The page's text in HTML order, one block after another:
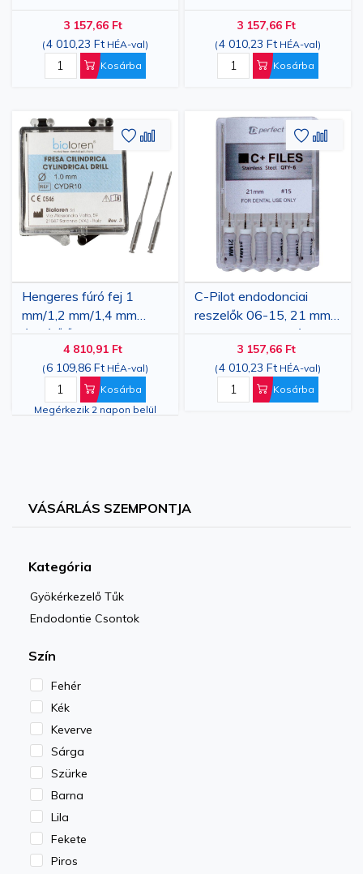
6 darabos
3 157,66 Ft
(4 010,23 Ft HÉA-val)
Kosárba
6 darabos
3 157,66 Ft
(4 010,23 Ft HÉA-val)
Kosárba
Hengeres fúró fej 1
mm/1,2 mm/1,4 mm
átmérőjű endodonciai
forgócsapokhoz, 1 db
4 810,91 Ft
(6 109,86 Ft HÉA-val)
Kosárba
Hozzáadás
kívánságlistához
Hozzáadás
összehasonlításhoz
Megérkezik 2 napon belül
C-Pilot endodonciai
reszelők 06-15, 21 mm,
rozsdamentes acél, 6
darabos készlet
3 157,66 Ft
(4 010,23 Ft HÉA-val)
Kosárba
a
VÁSÁRLÁS SZEMPONTJA
Kategória
Gyökérkezelő Tűk
Endodontie Csontok
Szín
Fehér
Kék
Keverve
Sárga
Szürke
Barna
Lila
Fekete
Piros